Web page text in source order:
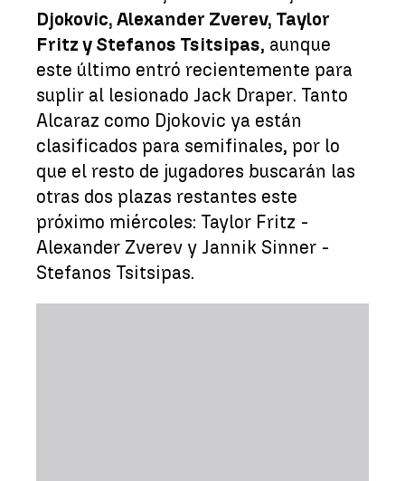
Djokovic, Alexander Zverev, Taylor
Fritz y Stefanos Tsitsipas, aunque
este último entró recientemente para
suplir al lesionado Jack Draper. Tanto
Alcaraz como Djokovic ya están
clasificados para semifinales, por lo
que el resto de jugadores buscarán las
otras dos plazas restantes este
próximo miércoles: Taylor Fritz -
Alexander Zverev y Jannik Sinner -
Stefanos Tsitsipas.